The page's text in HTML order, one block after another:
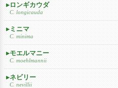
ロンギカウダ
C. longicauda
ミニマ
C. minima
モエルマニー
C. moehlmannii
ネビリー
C. nevillii